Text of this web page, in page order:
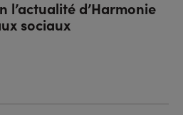
l’actualité d’Harmonie
sociaux